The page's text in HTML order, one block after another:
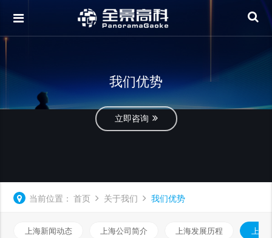
我们优势
立即咨询
当前位置： 首页 关于我们 我们优势
上海新闻动态 上海公司简介 上海发展历程 上海